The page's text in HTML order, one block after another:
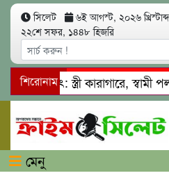
সিলেট ৬ই আগস্ট, ২০২৬ খ্রিস্টাব্দ
২২শে সফর, ১৪৪৮ হিজরি
শিরোনামস্ত্রী কারাগারে, স্বামী
মারধর
নগরীতে কোটি
মেনু